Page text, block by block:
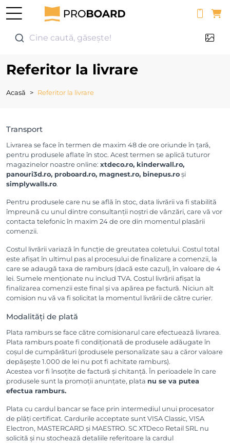
Cine caută, găsește!
Referitor la livrare
Acasă Referitor la livrare
Transport
Livrarea se face în termen de maxim 48 de ore oriunde în țară,
pentru produsele aflate în stoc. Acest termen se aplică tuturor
magazinelor noastre online: xtdeco.ro, kinderwall.ro,
panouri3d.ro, proboard.ro, magnest.ro, binepus.ro și
simplywalls.ro.
Pentru produsele care nu se află în stoc, data livrării va fi stabilită
împreună cu unul dintre consultanții noștri de vânzări, care vă vor
contacta telefonic în maxim 24 de ore din momentul plasării
comenzii.
Costul livrării variază în funcție de greutatea coletului. Costul total
este afișat în ultimul pas al procesului de finalizare a comenzii, la
care se adaugă taxa de ramburs (dacă este cazul), în valoare de 4
lei. Sumele menționate nu includ TVA. Costul livrării afișat la
finalizarea comenzii este final și va apărea pe factură. Niciun alt
comision nu vă va fi solicitat la momentul livrării de către curier.
Modalități de plată
Plata ramburs se face către comisionarul care efectuează livrarea.
Plata ramburs poate fi condiționată de produsele adăugate în
coșul de cumpărături (produsele personalizate sau a căror valoare
depășește 1.000 de lei nu pot fi achitate ramburs).
Acestea vor fi însoțite de factură și chitanță. În perioadele în care
produsele sunt la promoții anunțate, plata nu se va putea
efectua ramburs.
Plata cu cardul bancar se face prin intermediul unui procesator
de plăți certificat. Cardurile acceptate sunt VISA Classic, VISA
Electron, MASTERCARD și MAESTRO. SC XTDeco Retail SRL nu
solicită și nu stochează detaliile referitoare la cardul